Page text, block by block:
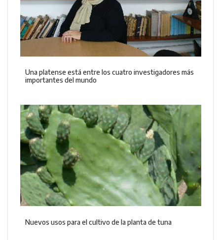
Una platense está entre los cuatro investigadores más
importantes del mundo
Nuevos usos para el cultivo de la planta de tuna